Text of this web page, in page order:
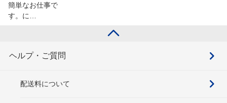
簡単なお仕事で
す。に…
ヘルプ・ご質問
配送料について